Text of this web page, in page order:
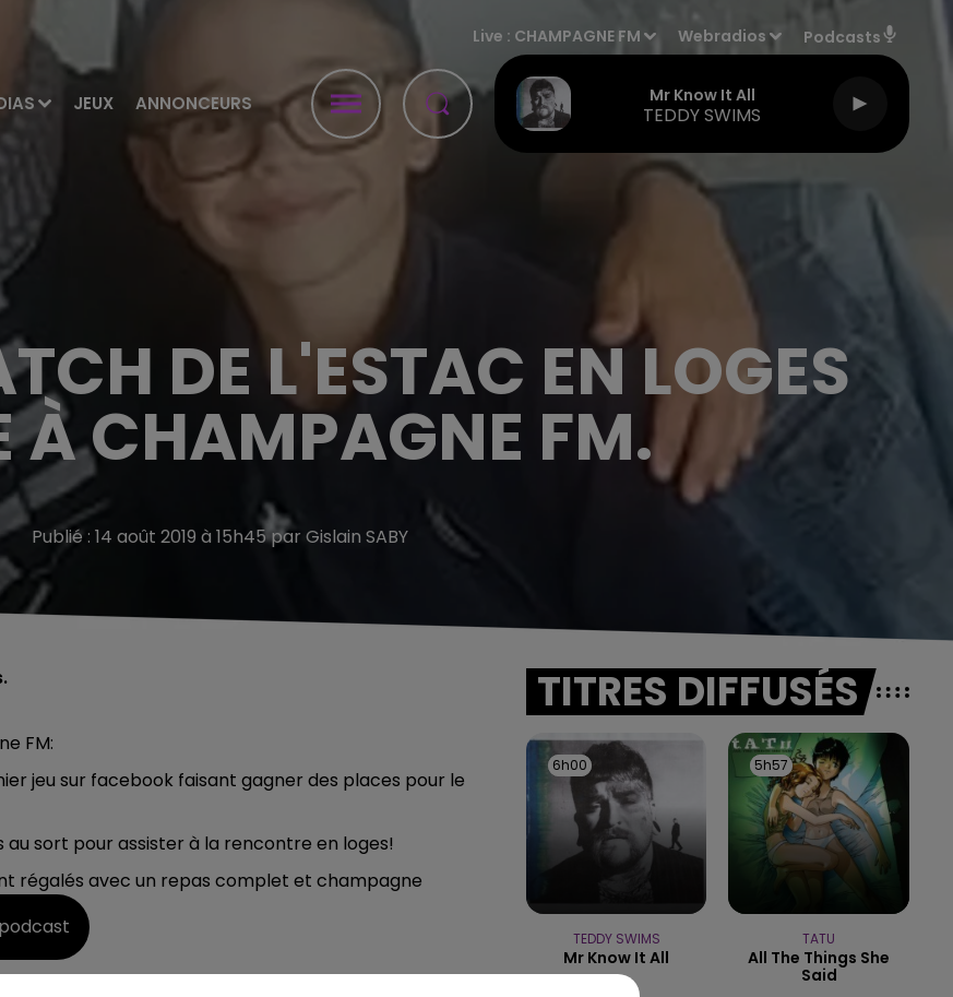
JEUX ANNONCEURS
Live : CHAMPAGNE FM Webradios Podcasts
Mr Know It All
TEDDY SWIMS
DE L'ESTAC EN LOGES
À CHAMPAGNE FM.
Publié : 14 août 2019 à 15h45 par Gislain SABY
FM:
jeu sur facebook faisant gagner des places pour le
sort pour assister à la rencontre en loges!
régalés avec un repas complet et champagne
le Stade de l'Aube.
TITRES DIFFUSÉS
6h00
6h00
TEDDY SWIMS
Mr Know It All
5h57
5h57
TATU
All The Things She
Said